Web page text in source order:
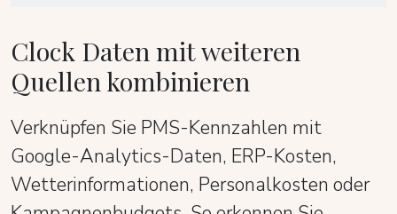
Clock Daten mit weiteren
Quellen kombinieren
Verknüpfen Sie PMS-Kennzahlen mit
Google-Analytics-Daten, ERP-Kosten,
Wetterinformationen, Personalkosten oder